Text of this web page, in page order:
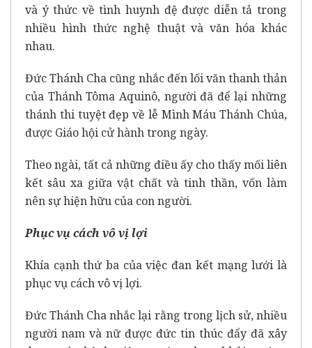
và ý thức về tình huynh đệ được diễn tả trong
nhiều hình thức nghệ thuật và văn hóa khác
nhau.
Đức Thánh Cha cũng nhắc đến lối văn thanh thản
của Thánh Tôma Aquinô, người đã để lại những
thánh thi tuyệt đẹp về lễ Mình Máu Thánh Chúa,
được Giáo hội cử hành trong ngày.
Theo ngài, tất cả những điều ấy cho thấy mối liên
kết sâu xa giữa vật chất và tinh thần, vốn làm
nên sự hiện hữu của con người.
Phục vụ cách vô vị lợi
Khía cạnh thứ ba của việc đan kết mạng lưới là
phục vụ cách vô vị lợi.
Đức Thánh Cha nhắc lại rằng trong lịch sử, nhiều
người nam và nữ được đức tin thúc đẩy đã xây